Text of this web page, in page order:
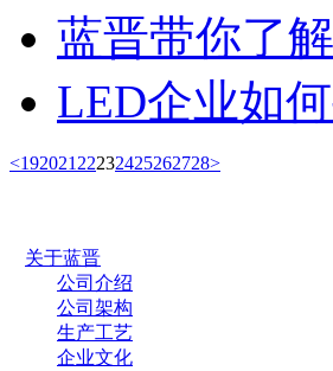
蓝晋带你了
LED企业如
<192021 22232425262728>
关于蓝晋
公司介绍
公司架构
生产工艺
企业文化